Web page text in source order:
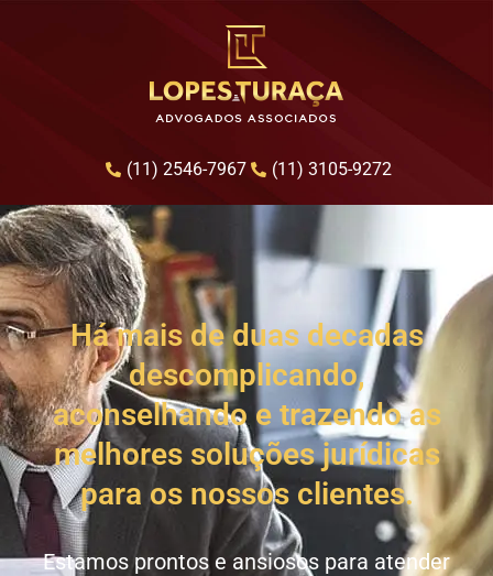
(11) 2546-7967 (11) 3105-9272
Há mais de duas decadas
descomplicando,
aconselhando e trazendo as
melhores soluções jurídicas
para os nossos clientes.
Estamos prontos e ansiosos para atender